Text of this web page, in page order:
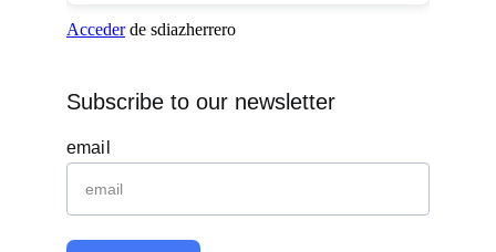
email
Subscribe to our newsletter